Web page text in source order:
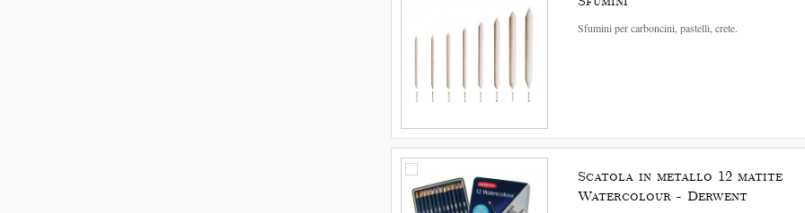
Sfumini per carboncini, pastelli, crete.
Scatola in metallo 12 matite
Watercolour - Derwent